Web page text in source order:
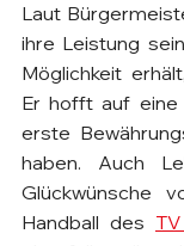
Laut
ihre Leistung
Möglichkeit
Er hofft auf eine
erste
haben. Auch
Glückwünsche
Handball des